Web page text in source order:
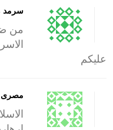
سرمد
من
عليكم
مصرى